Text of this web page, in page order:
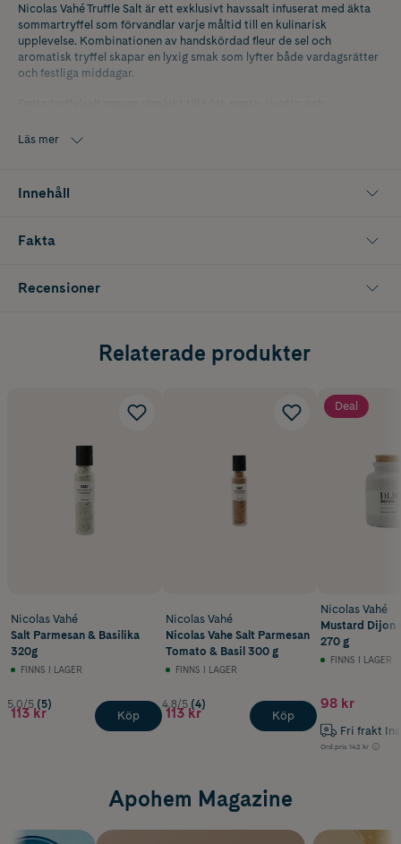
Nicolas Vahé Truffle Salt är ett exklusivt havssalt infuserat med äkta
sommartryffel som förvandlar varje måltid till en kulinarisk
upplevelse. Kombinationen av handskördad fleur de sel och
aromatisk tryffel skapar en lyxig smak som lyfter både vardagsrätter
och festliga middagar.
äggröror för en sofistikerad twist. Ett måste i köket för dig som vill
Läs mer
Innehåll
Fakta
Recensioner
Relaterade produkter
Nicolas Vahé
Salt Parmesan & Basilika
320g
FINNS I LAGER
5.0/5 (5)
113 kr Köp
Nicolas Vahé
Nicolas Vahe Salt Parmesan
Tomato & Basil 300 g
FINNS I LAGER
4.8/5 (4)
113 kr Köp
Deal
Nicolas Vahé
Mustard Dijon
270 g
FINNS I LAGER
98 kr
Fri frakt
Ord.pris 142 kr
Apohem Magazine